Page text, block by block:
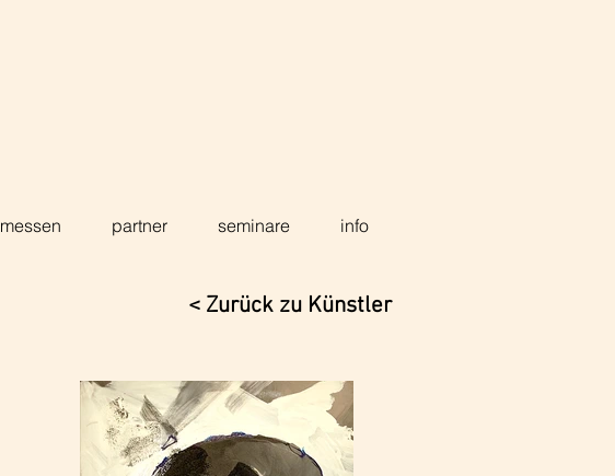
messen partner seminare info
< Zurück zu Künstler